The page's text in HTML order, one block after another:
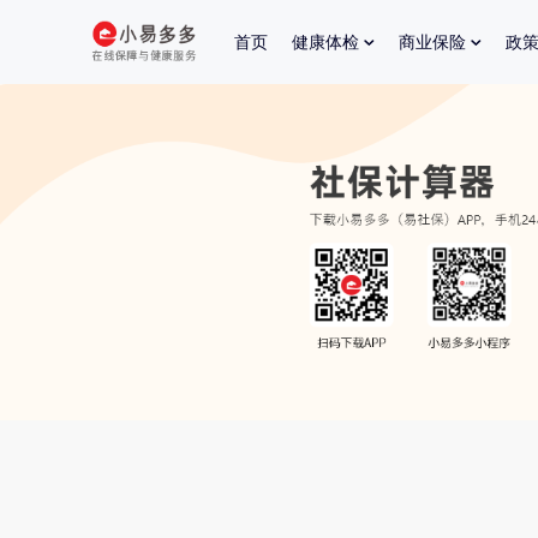
首页 健康体检 商业保险 政